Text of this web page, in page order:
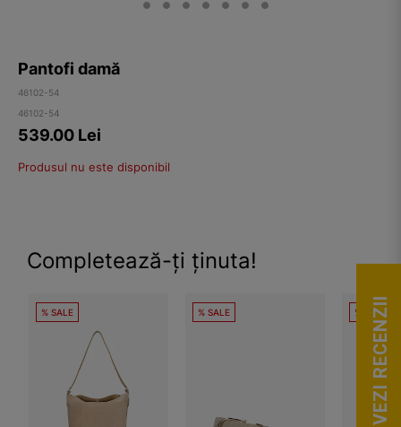
Pantofi damă
46102-54
46102-54
539.00 Lei
Produsul nu este disponibil
Completează-ți ținuta!
% SALE % SALE % SALE
VEZI RECENZII